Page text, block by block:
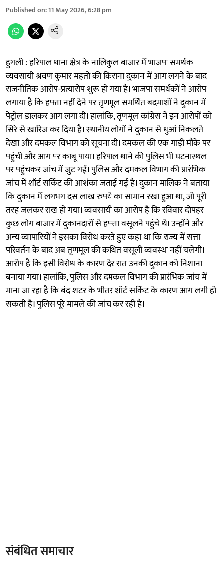
Published on:11 May 2026, 6:28 pm
हुगली : हरिपाल थाना क्षेत्र के नालिकुल बाजार में भाजपा समर्थक
व्यवसायी श्रवण कुमार महतो की किराना दुकान में आग लगने के बाद
राजनीतिक आरोप-प्रत्यारोप शुरू हो गया है। भाजपा समर्थकों ने आरोप
लगाया है कि हफ्ता नहीं देने पर तृणमूल समर्थित बदमाशों ने दुकान में
पेट्रोल डालकर आग लगा दी। हालांकि, तृणमूल कांग्रेस ने इन आरोपों को
सिरे से खारिज कर दिया है। स्थानीय लोगों ने दुकान से धुआं निकलते
देखा और दमकल विभाग को सूचना दी। दमकल की एक गाड़ी मौके पर
पहुंची और आग पर काबू पाया। हरिपाल थाने की पुलिस भी घटनास्थल
पर पहुंचकर जांच में जुट गई। पुलिस और दमकल विभाग की प्रारंभिक
जांच में शॉर्ट सर्किट की आशंका जताई गई है। दुकान मालिक ने बताया
कि दुकान में लगभग दस लाख रुपये का सामान रखा हुआ था, जो पूरी
तरह जलकर राख हो गया। व्यवसायी का आरोप है कि रविवार दोपहर
कुछ लोग बाजार में दुकानदारों से हफ्ता वसूलने पहुंचे थे। उन्होंने और
अन्य व्यापारियों ने इसका विरोध करते हुए कहा था कि राज्य में सत्ता
परिवर्तन के बाद अब तृणमूल की कथित वसूली व्यवस्था नहीं चलेगी।
आरोप है कि इसी विरोध के कारण देर रात उनकी दुकान को निशाना
बनाया गया। हालांकि, पुलिस और दमकल विभाग की प्रारंभिक जांच में
माना जा रहा है कि बंद शटर के भीतर शॉर्ट सर्किट के कारण आग लगी हो
सकती है। पुलिस पूरे मामले की जांच कर रही है।
संबंधित समाचार